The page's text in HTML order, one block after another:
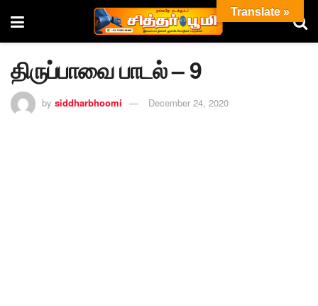
திருப்பாவை பாடல் – 9
by siddharbhoomi December 24, 2020
Translate »